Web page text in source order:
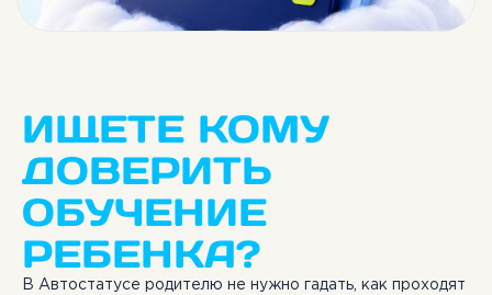
ИЩЕТЕ КОМУ
ДОВЕРИТЬ
ОБУЧЕНИЕ
РЕБЕНКА?
В Автостатусе родителю не нужно гадать, как проходят